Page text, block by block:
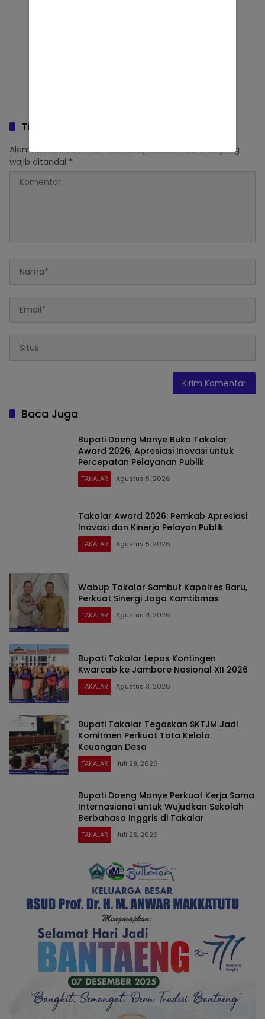
Tinggalkan Balasan
Alamat email Anda tidak akan dipublikasikan. Ruas yang
wajib ditandai *
Baca Juga
Bupati Daeng Manye Buka Takalar
Award 2026, Apresiasi Inovasi untuk
Percepatan Pelayanan Publik
TAKALAR Agustus 5, 2026
Takalar Award 2026: Pemkab Apresiasi
Inovasi dan Kinerja Pelayan Publik
TAKALAR Agustus 5, 2026
Wabup Takalar Sambut Kapolres Baru,
Perkuat Sinergi Jaga Kamtibmas
TAKALAR Agustus 4, 2026
Bupati Takalar Lepas Kontingen
Kwarcab ke Jambore Nasional XII 2026
TAKALAR Agustus 3, 2026
Bupati Takalar Tegaskan SKTJM Jadi
Komitmen Perkuat Tata Kelola
Keuangan Desa
TAKALAR Juli 29, 2026
Bupati Daeng Manye Perkuat Kerja Sama
Internasional untuk Wujudkan Sekolah
Berbahasa Inggris di Takalar
TAKALAR Juli 28, 2026